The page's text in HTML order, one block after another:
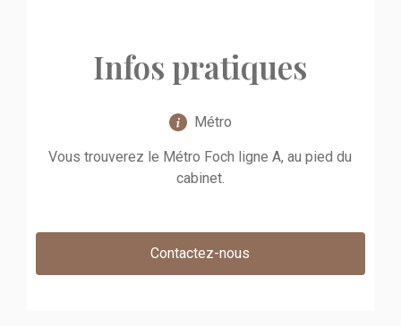
Infos pratiques
Métro
Vous trouverez le Métro Foch ligne A, au pied du
cabinet.
Contactez-nous